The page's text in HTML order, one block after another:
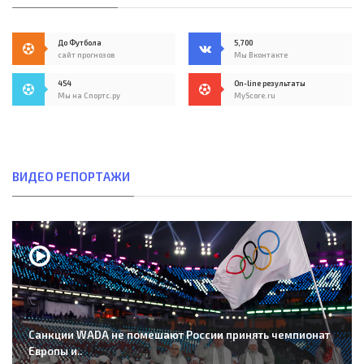
До Футбола
сайт прогнозов
5,700
Мы Вконтакте
454
Мы на Спортс.ру
On-line результаты
MyScore.ru
ВИДЕО РЕПОРТАЖИ
Санкции WADA не помешают России принять чемпионат
Европы и..